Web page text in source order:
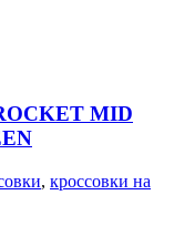
MID
, кроссовки на